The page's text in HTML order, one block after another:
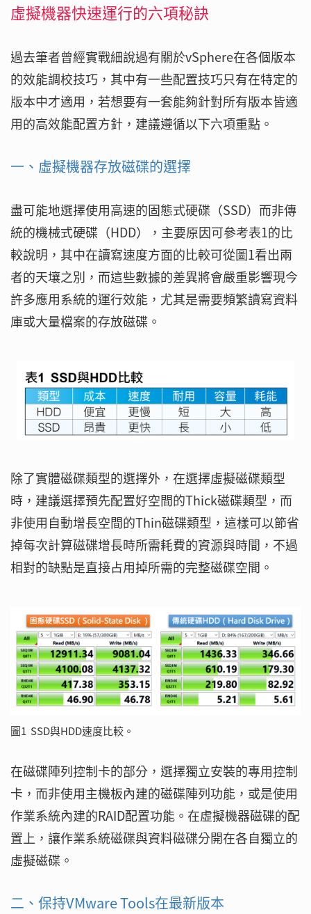
虛擬機器快速運行的六項秘訣
過去筆者曾經實戰細說過有關於vSphere在各個版本
的效能調校技巧，其中有一些配置技巧只有在特定的
版本中才適用，若想要有一套能夠針對所有版本皆適
用的高效能配置方針，建議遵循以下六項重點。
一、虛擬機器存放磁碟的選擇
盡可能地選擇使用高速的固態式硬碟（SSD）而非傳
統的機械式硬碟（HDD），主要原因可參考表1的比
較說明，其中在讀寫速度方面的比較可從圖1看出兩
者的天壤之別，而這些數據的差異將會嚴重影響現今
許多應用系統的運行效能，尤其是需要頻繁讀寫資料
庫或大量檔案的存放磁碟。
除了實體磁碟類型的選擇外，在選擇虛擬磁碟類型
時，建議選擇預先配置好空間的Thick磁碟類型，而
非使用自動增長空間的Thin磁碟類型，這樣可以節省
掉每次計算磁碟增長時所需耗費的資源與時間，不過
相對的缺點是直接占用掉所需的完整磁碟空間。
圖1 SSD與HDD速度比較。
在磁碟陣列控制卡的部分，選擇獨立安裝的專用控制
卡，而非使用主機板內建的磁碟陣列功能，或是使用
作業系統內建的RAID配置功能。在虛擬機器磁碟的配
置上，讓作業系統磁碟與資料磁碟分開在各自獨立的
虛擬磁碟。
二、保持VMware Tools在最新版本